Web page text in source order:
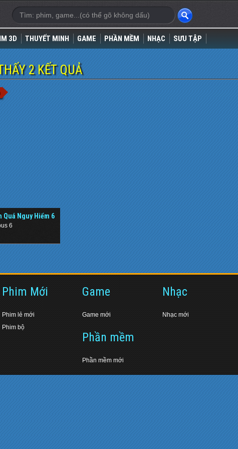
3D THUYẾT MINH GAME PHẦN MỀM NHẠC SƯU TẬP
2 KẾT QUẢ
Quá Nguy Hiểm 6
6
Phim Mới
Phim lẻ mới
Phim bộ
Game
Game mới
Phần mềm
Phần mềm mới
Nhạc
Nhạc mới